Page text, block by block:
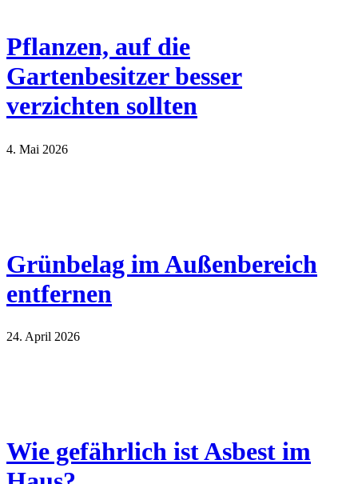
Pflanzen, auf die
Gartenbesitzer besser
verzichten sollten
4. Mai 2026
Grünbelag im Außenbereich
entfernen
24. April 2026
Wie gefährlich ist Asbest im